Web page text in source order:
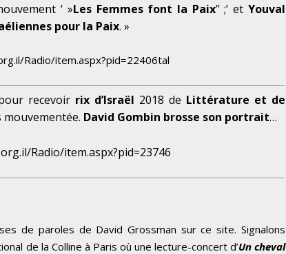
‘ »Les Femmes font la Paix” ;’ et Youval
pour la Paix. »
Radio/item.aspx?pid=22406tal
recevoir rix d’Israël 2018 de Littérature et de
mouvementée. David Gombin brosse son portrait…
Radio/item.aspx?pid=23746
de paroles de David Grossman sur ce site. Signalons
de la Colline à Paris où une lecture-concert d’Un cheval